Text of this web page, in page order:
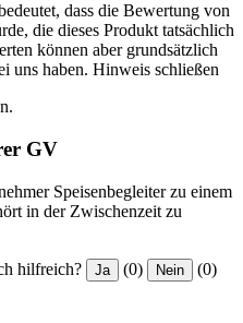
dass die Bewertung von
die dieses Produkt tatsächlich
können aber grundsätzlich
uns haben. Hinweis schließen
GV
Speisenbegleiter zu einem
in der Zwischenzeit zu
hilfreich? Ja (0) Nein (0)